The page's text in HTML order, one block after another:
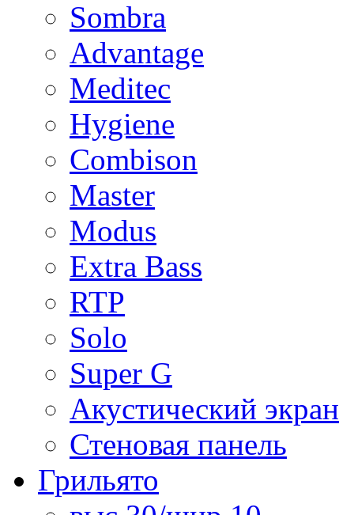
Sombra
Advantage
Meditec
Hygiene
Combison
Master
Modus
Extra Bass
RTP
Solo
Super G
Акустический экран
Стеновая панель
Грильято